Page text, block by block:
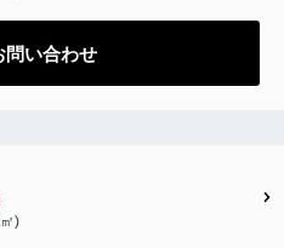
問い合わせ
)